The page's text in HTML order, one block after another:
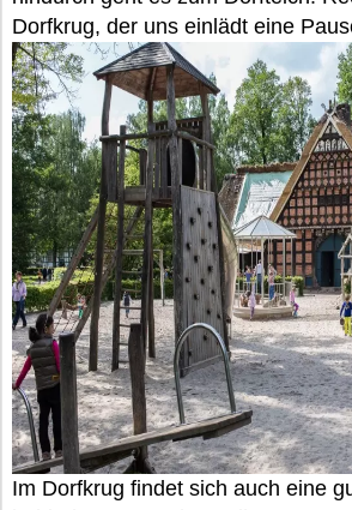
Dorfkrug, der uns einlädt eine
Im Dorfkrug findet sich auch eine